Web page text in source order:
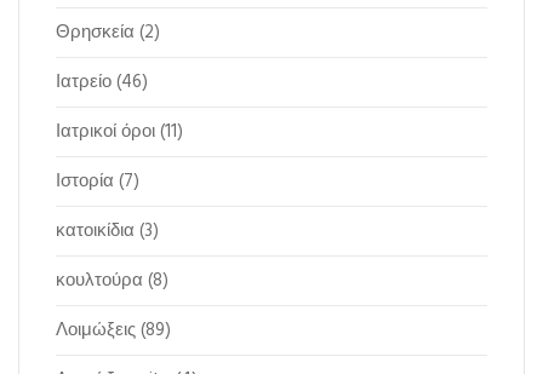
Θρησκεία (2)
Ιατρείο(46)
Ιατρικοί όροι(11)
Ιστορία (7)
κατοικίδια (3)
κουλτούρα (8)
Λοιμώξεις(89)